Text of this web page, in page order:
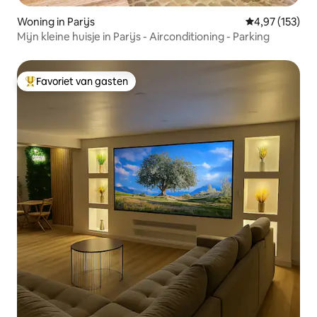
Woning in Parijs Gemiddelde
4,97 (153)
Mijn kleine huisje in Parijs - Airconditioning - Parking
Topfavoriet van gasten
Favoriet van gasten